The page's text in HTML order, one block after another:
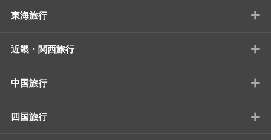
東海旅行 +
近畿・関西旅行 +
中国旅行 +
四国旅行 +